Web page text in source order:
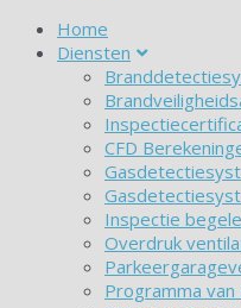
Home
Diensten
CFD
Inspectie
Overdruk
Programma van